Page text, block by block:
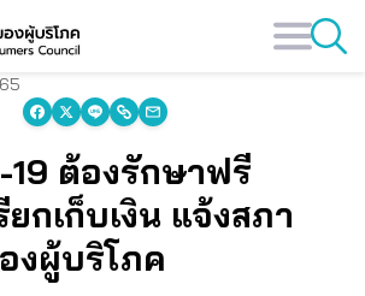
19 ต้องรักษาฟรี
กเก็บเงิน แจ้งสภา
งผู้บริโภค